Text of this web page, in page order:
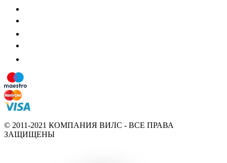
© 2011-2021 КОМПАНИЯ ВИЛС - ВСЕ ПРАВА
ЗАЩИЩЕНЫ